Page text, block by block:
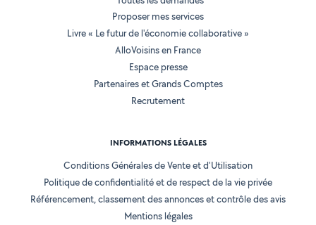
Proposer mes services
Livre « Le futur de l'économie collaborative »
AlloVoisins en France
Espace presse
Partenaires et Grands Comptes
Recrutement
INFORMATIONS LÉGALES
Conditions Générales de Vente et d'Utilisation
Politique de confidentialité et de respect de la vie privée
Référencement, classement des annonces et contrôle des avis
Mentions légales